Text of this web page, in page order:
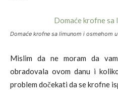
Domaće krofne sa limunom i osmehom
Mislim da ne moram da
obradovala ovom danu i
problem dočekati da se krofne